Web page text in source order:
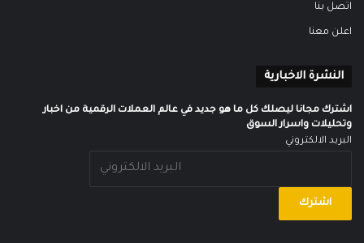
اتصل بنا
اعلن معنا
النشرة الاخبارية
اشترك مجانا ليصلك كل ما هو جديد في عالم العملات الرقمية من اخبار
وتحليلات واسرار السوق
البريد الالكتروني